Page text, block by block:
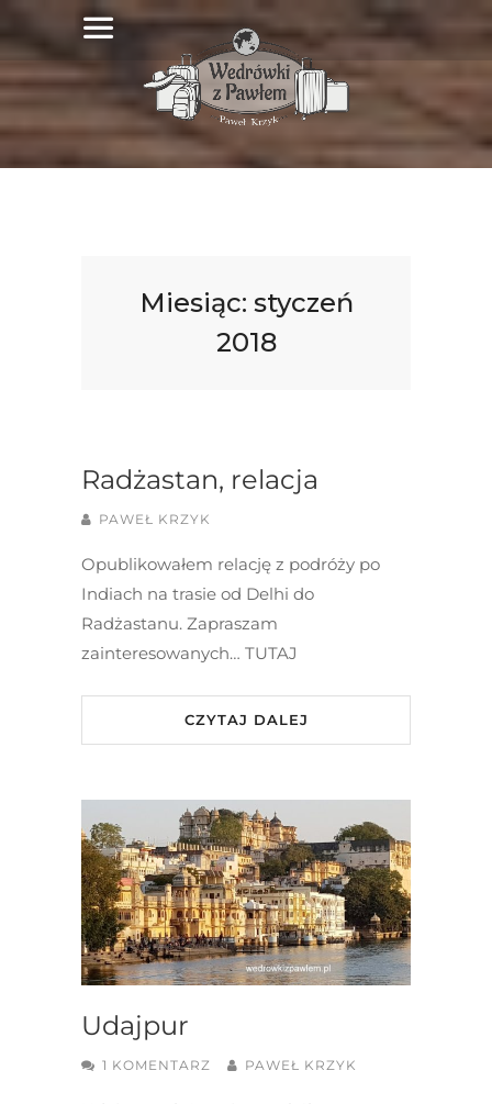
Miesiąc: styczeń
2018
Radżastan, relacja
PAWEŁ KRZYK
Opublikowałem relację z podróży po
Indiach na trasie od Delhi do
Radżastanu. Zapraszam
zainteresowanych… TUTAJ
CZYTAJ DALEJ
Udajpur
1 KOMENTARZ PAWEŁ KRZYK